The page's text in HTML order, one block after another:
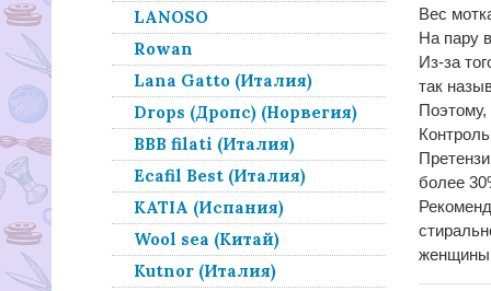
LANOSO
Rowan
Lana Gatto (Италия)
Drops (Дропс) (Норвегия)
BBB filati (Италия)
Ecafil Best (Италия)
KATIA (Испания)
Wool sea (Китай)
Kutnor (Италия)
Вес
На пару
Из-за
так
более
женщины